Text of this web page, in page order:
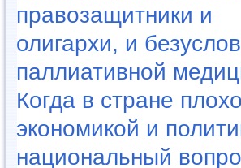
правозащитники и
олигархи, и
паллиативной
Когда в стране
экономикой и
национальный